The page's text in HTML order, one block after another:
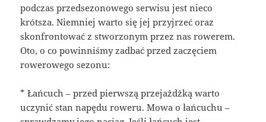
podczas przedsezonowego serwisu jest nieco
krótsza. Niemniej warto się jej przyjrzeć oraz
skonfrontować z stworzonym przez nas rowerem.
Oto, o co powinniśmy zadbać przed zaczęciem
rowerowego sezonu:
* Łańcuch – przed pierwszą przejażdżką warto
uczynić stan napędu roweru. Mowa o łańcuchu –